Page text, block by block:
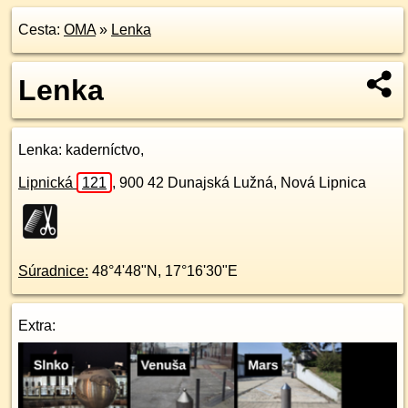
Cesta: OMA» Lenka
Lenka
Lenka: kaderníctvo,
Lipnická 121 , 900 42 Dunajská Lužná, Nová Lipnica
Súradnice: 48°4'48"N , 17°16'30"E
Extra: